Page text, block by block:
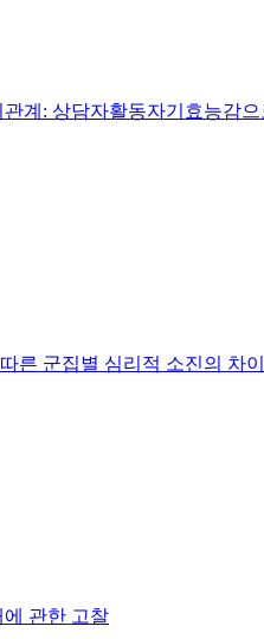
계: 상담자활동자기효능감
른 군집별 심리적 소진의 차이
관한 고찰